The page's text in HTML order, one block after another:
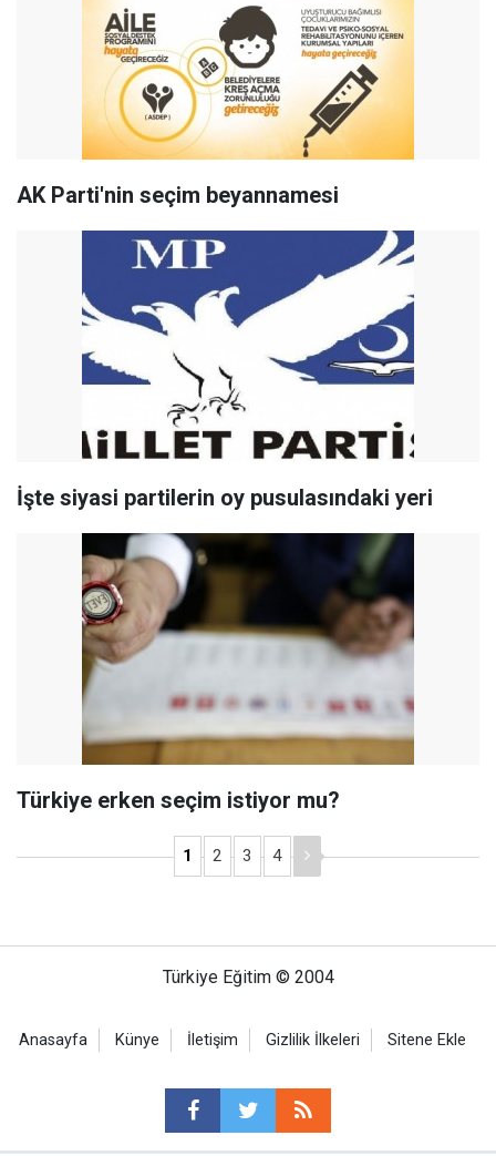
AK Parti'nin seçim beyannamesi
İşte siyasi partilerin oy pusulasındaki yeri
Türkiye erken seçim istiyor mu?
1 2 3 4
Türkiye Eğitim © 2004
Anasayfa Künye İletişim Gizlilik İlkeleri Sitene Ekle